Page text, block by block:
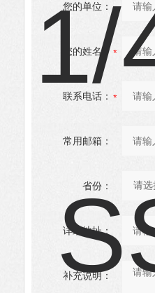
您的单位：
您的姓名：
联系电话：
常用邮箱：
省份：
详细地址：
补充说明：